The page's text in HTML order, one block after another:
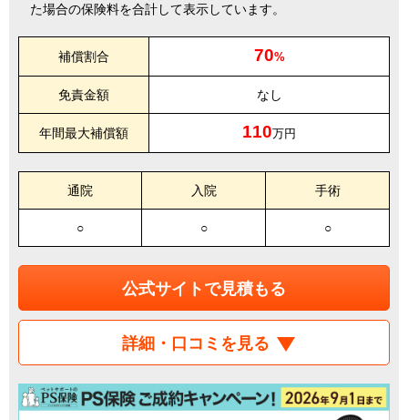
た場合の保険料を合計して表示しています。
補償割合 70%
免責金額 なし
年間最大補償額 110万円
通院 入院 手術
○ ○ ○
公式サイトで見積もる
詳細・口コミを見る